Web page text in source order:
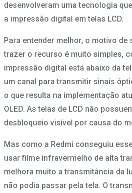
desenvolveram uma tecnologia
a impressão digital em telas LCD.
Para entender melhor, o motivo de
trazer o recurso é muito simples,
impressão digital está abaixo da
um canal para transmitir sinais
o que resulta na implementação
OLED. As telas de LCD não
desbloqueio visível por causa do
Mas como a Redmi conseguiu
usar filme infravermelho de alta
melhora muito a transmitância da
não podia passar pela tela. O